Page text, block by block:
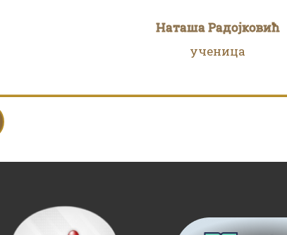
Наташа Радојковић
ученица